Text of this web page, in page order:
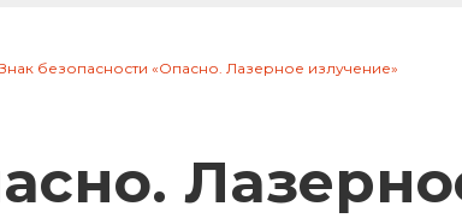
Каркасные знаки
Светодиодные дорожные знаки
Знак безопасности «Опасно. Лазерное излучение»